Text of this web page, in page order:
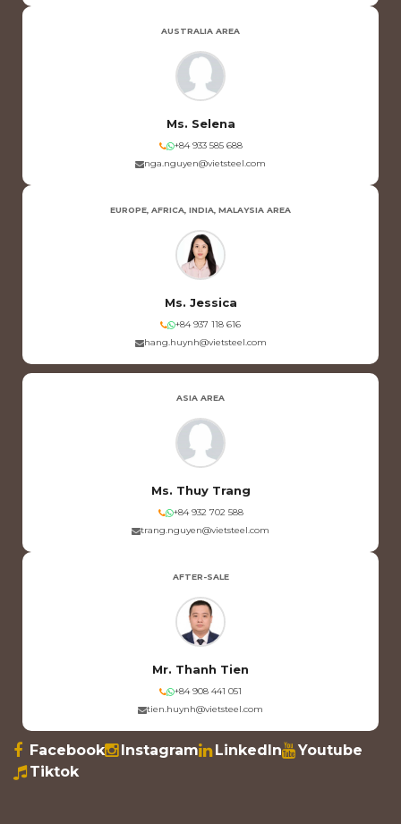
AUSTRALIA AREA
Ms. Selena
+84 933 585 688
nga.nguyen@vietsteel.com
EUROPE, AFRICA, INDIA, MALAYSIA AREA
Ms. Jessica
+84 937 118 616
hang.huynh@vietsteel.com
ASIA AREA
Ms. Thuy Trang
+84 932 702 588
trang.nguyen@vietsteel.com
AFTER-SALE
Mr. Thanh Tien
+84 908 441 051
tien.huynh@vietsteel.com
Facebook Instagram LinkedIn
Youtube
Tiktok